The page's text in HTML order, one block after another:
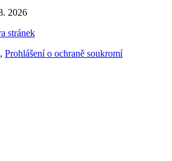
2026
stránek
, Prohlášení o ochraně soukromí